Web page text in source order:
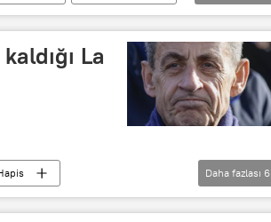
Fransa
La
BFMTV
Paris
Daha fazlası 6